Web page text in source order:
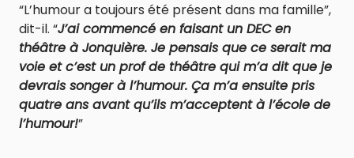
“L’humour a toujours été présent dans ma famille”,
dit-il. “J’ai commencé en faisant un DEC en
théâtre à Jonquière. Je pensais que ce serait ma
voie et c’est un prof de théâtre qui m’a dit que je
devrais songer à l’humour. Ça m’a ensuite pris
quatre ans avant qu’ils m’acceptent à l’école de
l’humour!”